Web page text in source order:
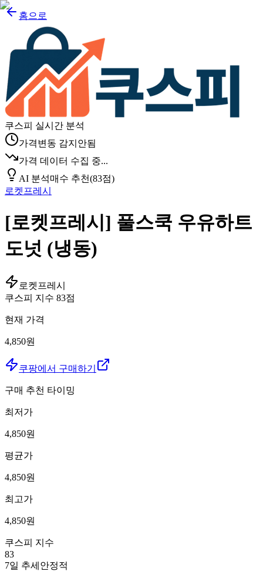
홈으로
쿠스피 실시간 분석
가격변동 감지안됨
가격 데이터 수집 중...
AI 분석매수 추천(83점)
로켓프레시
[로켓프레시] 풀스쿡 우유하트
도넛 (냉동)
로켓프레시
쿠스피 지수 83점
현재 가격
4,850원
쿠팡에서 구매하기
구매 추천 타이밍
최저가
4,850원
평균가
4,850원
최고가
4,850원
쿠스피 지수
83
7일 추세 안정적